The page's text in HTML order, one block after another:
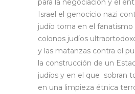
Israel el genocicio nazi
judío torna en el fanatismo
colonos judíos
y las matanzas contra el
la construcción de un
judíos y en el que sobran
en una limpieza étnica